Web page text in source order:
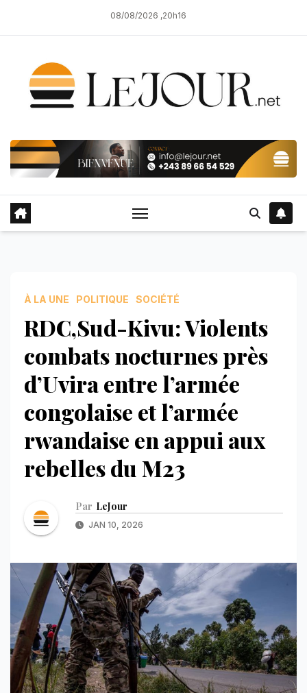
08/08/2026 ,20h16
À LA UNE POLITIQUE SOCIÉTÉ
RDC,Sud-Kivu: Violents
combats nocturnes près
d’Uvira entre l’armée
congolaise et l’armée
rwandaise en appui aux
rebelles du M23
Par LeJour
JAN 10, 2026